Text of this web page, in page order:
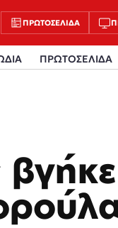
ΠΡΩΤΟΣΈΛΙΔΑ
ΠΡΩΤΟΣΕΛΙΔΑ